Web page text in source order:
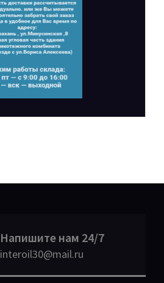
Напишите нам 24/7
interoil30@mail.ru